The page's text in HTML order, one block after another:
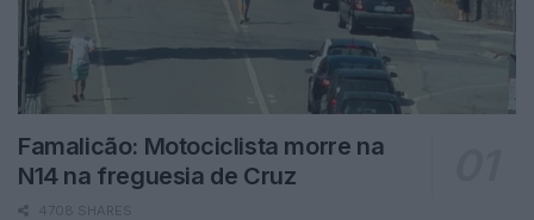
Famalicão: Motociclista morre na
N14 na freguesia de Cruz
4708 SHARES